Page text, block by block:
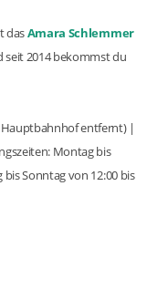
dasAmara Schlemmer
seit 2014 bekommst du
Hauptbahnhof entfernt) |
Montag bis
bis Sonntag von 12:00 bis